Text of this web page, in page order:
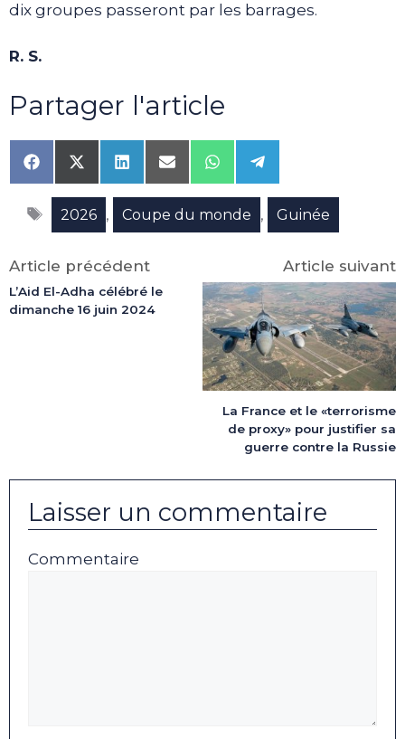
dix groupes passeront par les barrages.
R. S.
Partager l'article
Share
on
Facebook
Share
on
X
(Twitter)
Share
on
LinkedIn
Share
on
Email
Share
on
WhatsApp
Share
on
Telegram
Étiquettes
2026 , Coupe du monde , Guinée
Article précédent
L’Aid El-Adha célébré le
dimanche 16 juin 2024
Article suivant
La France et le «terrorisme
de proxy» pour justifier sa
guerre contre la Russie
Laisser un commentaire
Commentaire